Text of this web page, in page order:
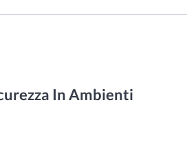
In Ambienti